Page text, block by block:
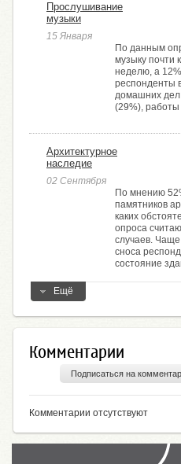
Прослушивание
музыки
15 Января
По данным
музыку почти
неделю, а
респонденты
домашних
(29%), работы
Архитектурное
наследие
02 Сентября
По мнению
памятников
каких
опроса
случаев. Чаще
сноса
состояние
Ещё
Комментарии
Подписаться на
Комментарии отсутствуют